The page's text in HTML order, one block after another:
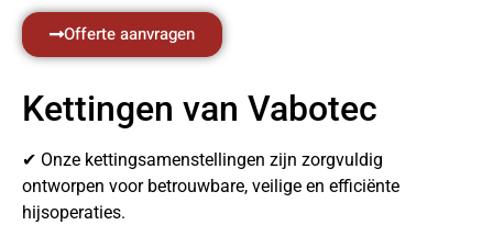
Offerte aanvragen
Kettingen van Vabotec
✔ Onze kettingsamenstellingen zijn zorgvuldig
ontworpen voor betrouwbare, veilige en efficiënte
hijsoperaties.